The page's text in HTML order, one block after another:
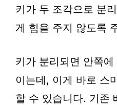
키가 두 조각으로 분
게 힘을 주지 않도록
키가 분리되면 안쪽
이는데, 이게 바로 스
할 수 있습니다. 기존